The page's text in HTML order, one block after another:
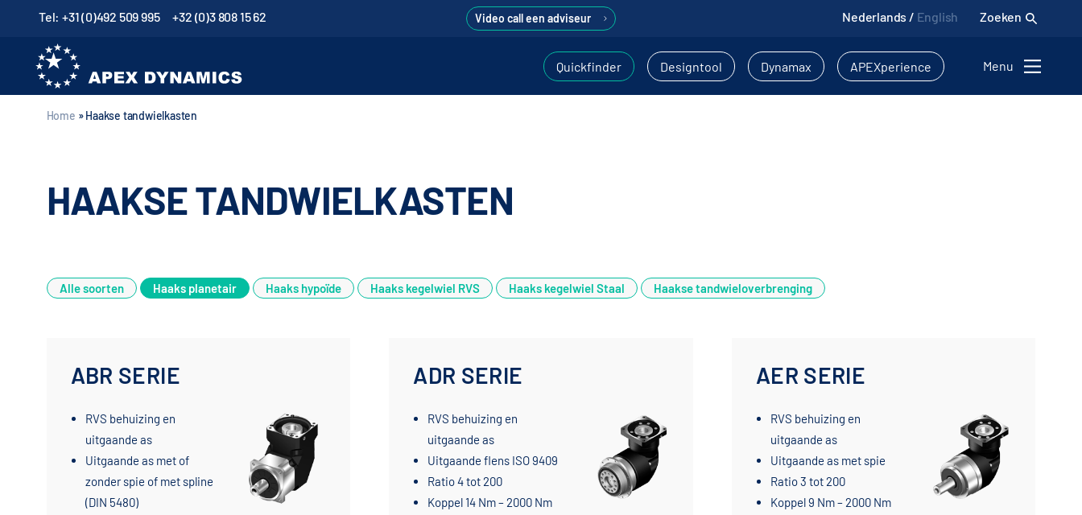
Tel: +31 (0)492 509 995 +32 (0)3 808 15 62 Video call een adviseur Nederlands / English Zoeken
Quickfinder Designtool Dynamax APEXperience Menu
Home »Haakse tandwielkasten
HAAKSE TANDWIELKASTEN
Alle soorten Haaks planetair Haaks hypoïde Haaks kegelwiel RVS Haaks kegelwiel Staal Haakse tandwieloverbrenging
ABR SERIE
RVS behuizing en
uitgaande as
Uitgaande as met of
zonder spie of met spline
(DIN 5480)
ADR SERIE
RVS behuizing en
uitgaande as
Uitgaande flens ISO 9409
Ratio 4 tot 200
Koppel 14 Nm – 2000 Nm
AER SERIE
RVS behuizing en
uitgaande as
Uitgaande as met spie
Ratio 3 tot 200
Koppel 9 Nm – 2000 Nm